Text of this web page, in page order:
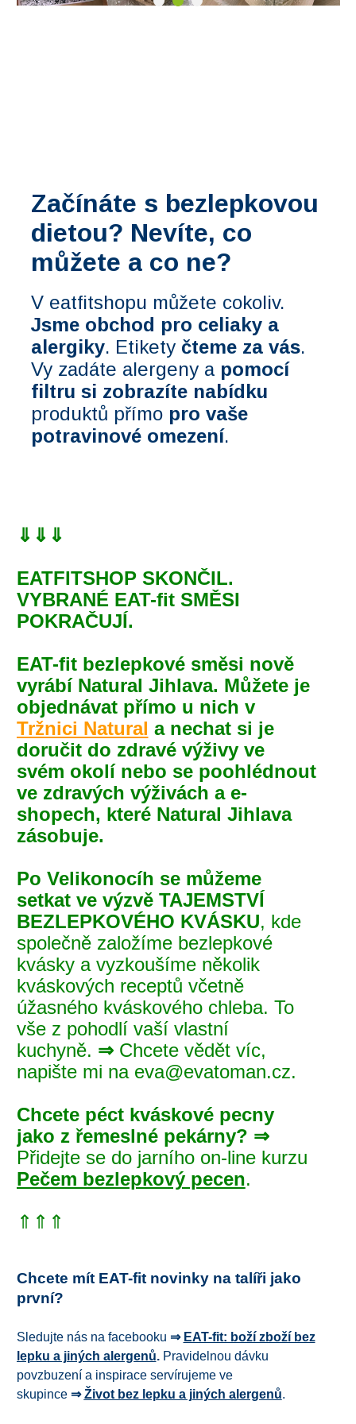
Začínáte s bezlepkovou
dietou? Nevíte, co
můžete a co ne?
V eatfitshopu můžete cokoliv.
Jsme obchod pro celiaky a
alergiky. Etikety čteme za vás.
Vy zadáte alergeny a pomocí
filtru si zobrazíte nabídku
produktů přímo pro vaše
potravinové omezení.
⇓⇓⇓
EATFITSHOP SKONČIL.
VYBRANÉ EAT-fit SMĚSI
POKRAČUJÍ.
EAT-fit bezlepkové směsi nově
vyrábí Natural Jihlava. Můžete je
objednávat přímo u nich v
Tržnici Natural a nechat si je
doručit do zdravé výživy ve
svém okolí nebo se poohlédnout
ve zdravých výživách a e-
shopech, které Natural Jihlava
zásobuje.
Po Velikonocíh se můžeme
setkat ve výzvě TAJEMSTVÍ
BEZLEPKOVÉHO KVÁSKU, kde
společně založíme bezlepkové
kvásky a vyzkoušíme několik
kváskových receptů včetně
úžasného kváskového chleba. To
vše z pohodlí vaší vlastní
kuchyně. ⇒Chcete vědět víc,
napište mi na eva@evatoman.cz.
Chcete péct kváskové pecny
jako z řemeslné pekárny? ⇒
Přidejte se do jarního on-line kurzu
Pečem bezlepkový pecen.
⇑⇑⇑
Chcete mít EAT-fit novinky na talíři jako
první?
Sledujte nás na facebooku ⇒ EAT-fit: boží zboží bez
lepku a jiných alergenů.Pravidelnou dávku
povzbuzení a inspirace servírujeme ve
skupince ⇒Život bez lepku a jiných alergenů.